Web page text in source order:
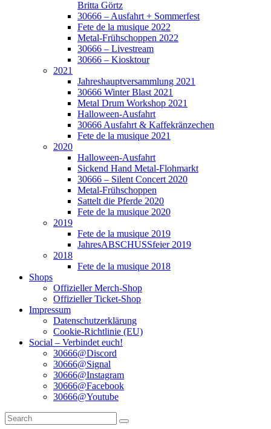
Britta Görtz
30666 – Ausfahrt + Sommerfest
Fete de la musique 2022
Metal-Frühschoppen 2022
30666 – Livestream
30666 – Kiosktour
2021
Jahreshauptversammlung 2021
30666 Winter Blast 2021
Metal Drum Workshop 2021
Halloween-Ausfahrt
30666 Ausfahrt & Kaffekränzechen
Fete de la musique 2021
2020
Halloween-Ausfahrt
Sickend Hand Metal-Flohmarkt
30666 – Silent Concert 2020
Metal-Frühschoppen
Sattelt die Pferde 2020
Fete de la musique 2020
2019
Fete de la musique 2019
JahresABSCHUSSfeier 2019
2018
Fete de la musique 2018
Shops
Offizieller Merch-Shop
Offizieller Ticket-Shop
Impressum
Datenschutzerklärung
Cookie-Richtlinie (EU)
Social – Verbindet euch!
30666@Discord
30666@Signal
30666@Instagram
30666@Facebook
30666@Youtube
Search
Search